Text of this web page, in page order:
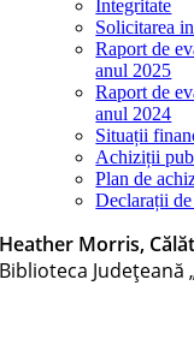
Integritate
Solicitarea
Raport de
anul 2025
Raport de
anul 2024
Situații
Achiziții
Plan de
Declarații
Heather Morris,
Biblioteca Judeţeană